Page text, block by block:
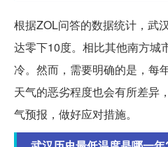
根据ZOL问答的数据统计，武
达零下10度。相比其他南方城
冷。然而，需要明确的是，每
天气的恶劣程度也会有所差异
气预报，做好应对措施。